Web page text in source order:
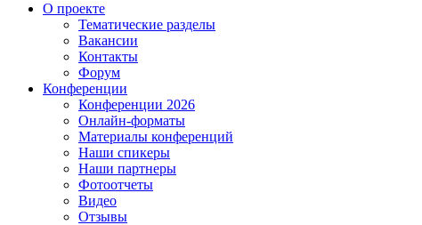
О проекте
Тематические разделы
Вакансии
Контакты
Форум
Конференции
Конференции 2026
Онлайн-форматы
Материалы конференций
Наши спикеры
Наши партнеры
Фотоотчеты
Видео
Отзывы